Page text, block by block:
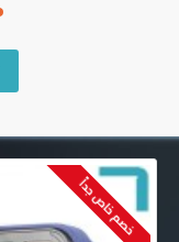
خصم خاص جداً